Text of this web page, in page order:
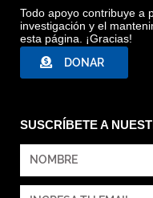
Todo apoyo contribuye a
investigación y el
esta página. ¡Gracias!
DONAR
SUSCRÍBETE A